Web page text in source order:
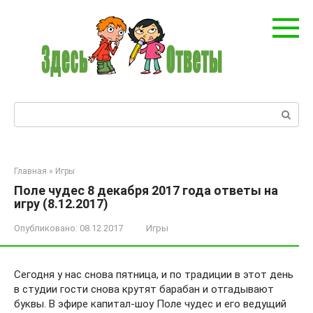
Поиск:
Главная » Игры
Поле чудес 8 декабря 2017 года ответы на
игру (8.12.2017)
Опубликовано: 08.12.2017 Игры
Сегодня у нас снова пятница, и по традиции в этот день
в студии гости снова крутят барабан и отгадывают
буквы. В эфире капитал-шоу Поле чудес и его ведущий